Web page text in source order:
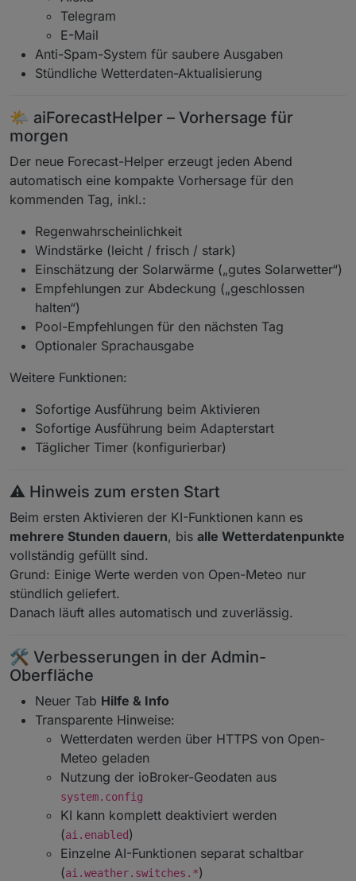
Telegram
E-Mail
Anti-Spam-System für saubere Ausgaben
Stündliche Wetterdaten-Aktualisierung
🌤️ aiForecastHelper – Vorhersage für
morgen
Der neue Forecast-Helper erzeugt jeden Abend
automatisch eine kompakte Vorhersage für den
kommenden Tag, inkl.:
Regenwahrscheinlichkeit
Windstärke (leicht / frisch / stark)
Einschätzung der Solarwärme („gutes Solarwetter“)
Empfehlungen zur Abdeckung („geschlossen
halten“)
Pool-Empfehlungen für den nächsten Tag
Optionaler Sprachausgabe
Weitere Funktionen:
Sofortige Ausführung beim Aktivieren
Sofortige Ausführung beim Adapterstart
Täglicher Timer (konfigurierbar)
⚠️ Hinweis zum ersten Start
Beim ersten Aktivieren der KI-Funktionen kann es
mehrere Stunden dauern, bis alle Wetterdatenpunkte
vollständig gefüllt sind.
Grund: Einige Werte werden von Open-Meteo nur
stündlich geliefert.
Danach läuft alles automatisch und zuverlässig.
🛠️ Verbesserungen in der Admin-
Oberfläche
Neuer Tab Hilfe & Info
Transparente Hinweise:
Wetterdaten werden über HTTPS von Open-
Meteo geladen
Nutzung der ioBroker-Geodaten aus
system.config
KI kann komplett deaktiviert werden
(ai.enabled)
Einzelne AI-Funktionen separat schaltbar
(ai.weather.switches.*)